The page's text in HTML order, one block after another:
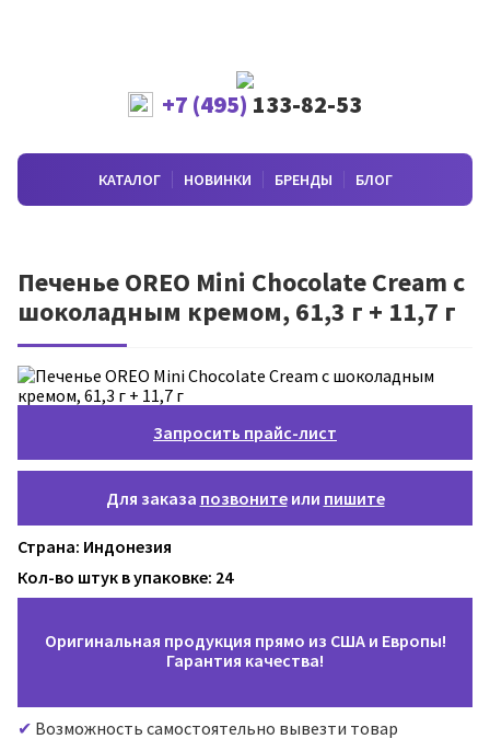
+7 (495) 133-82-53
КАТАЛОГ НОВИНКИ БРЕНДЫ БЛОГ
Печенье OREO Mini Chocolate Cream с
шоколадным кремом, 61,3 г + 11,7 г
Запросить прайс-лист
Для заказа позвонитеили пишите
Страна: Индонезия
Кол-во штук в упаковке: 24
Оригинальная продукция прямо из США и Европы!
Гарантия качества!
Возможность самостоятельно вывезти товар